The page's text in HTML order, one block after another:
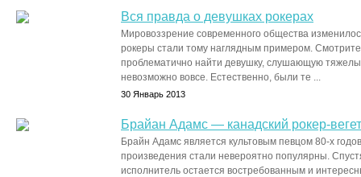
Вся правда о девушках рокерах
Мировоззрение современного общества
рокеры стали тому наглядным примером.
проблематично найти девушку, слушающую
невозможно вовсе. Естественно, были те ...
30 Январь 2013
Брайан Адамс — канадский рокер-
Брайн Адамс является культовым певцом 80-х
произведения стали невероятно популярны.
исполнитель остается востребованным и